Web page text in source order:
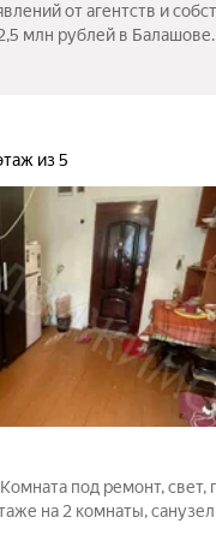
от агентств и
млн рублей в
из 5
под ремонт, свет,
на 2 комнаты,